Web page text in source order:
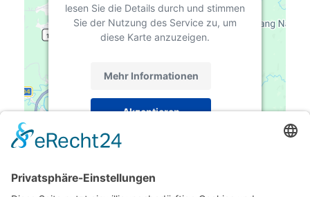
lesen Sie die Details durch und stimmen
Sie der Nutzung des Service zu, um
diese Karte anzuzeigen.
Mehr Informationen
Akzeptieren
powered by
Management Platform